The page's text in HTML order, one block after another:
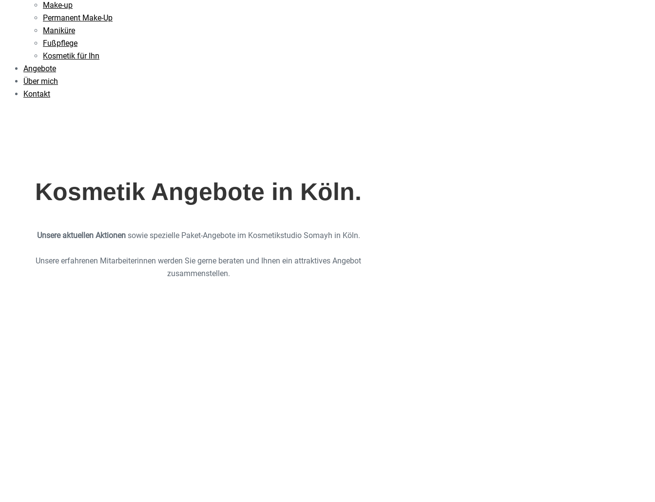
Make-up
Permanent Make-Up
Maniküre
Fußpflege
Kosmetik für Ihn
Angebote
Über mich
Kontakt
Kosmetik Angebote in Köln.
Unsere aktuellen Aktionen sowie spezielle Paket-Angebote im Kosmetikstudio Somayh in Köln.
Unsere erfahrenen Mitarbeiterinnen werden Sie gerne beraten und Ihnen ein attraktives Angebot
zusammenstellen.